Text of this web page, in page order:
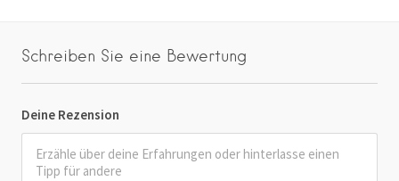
Schreiben Sie eine Bewertung
Deine Rezension